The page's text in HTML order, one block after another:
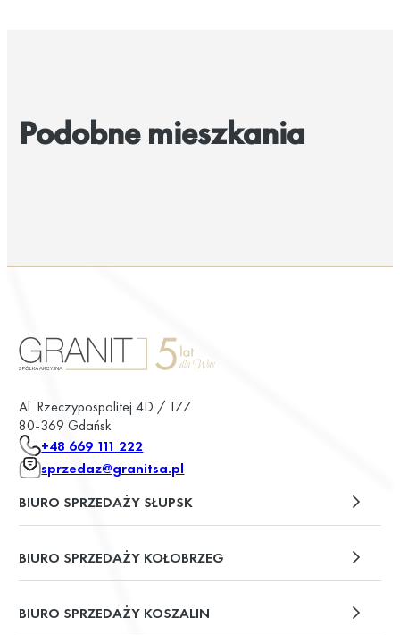
Podobne mieszkania
Al. Rzeczypospolitej 4D / 177
80-369 Gdańsk
+48 669 111 222
sprzedaz@granitsa.pl
BIURO SPRZEDAŻY SŁUPSK
plac Władysława Broniewskiego 13/u2
BIURO SPRZEDAŻY KOŁOBRZEG
ul. Św. Wojciecha 6
BIURO SPRZEDAŻY KOSZALIN